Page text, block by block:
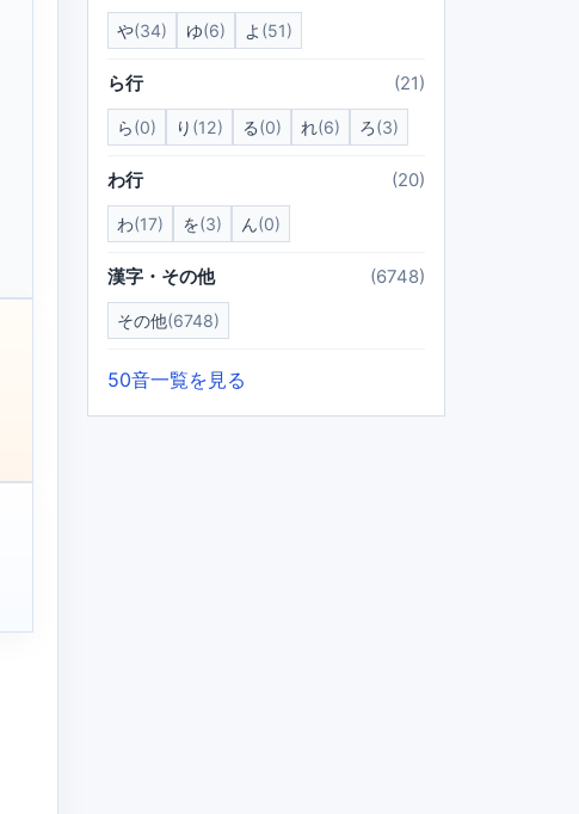
や(34) ゆ(6) よ (51)
ら行 (21)
ら(0) り (12) る(0) れ(6) ろ(3)
わ行 (20)
わ(17) を(3) ん(0)
漢字・その他 (6748)
その他(6748)
50音一覧を見る